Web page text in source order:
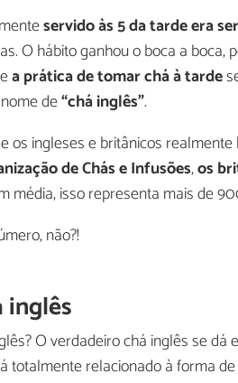
servido às 5 da tarde era
O hábito ganhou o boca a boca,
a prática de tomar chá à tarde
de“chá inglês”.
os ingleses e britânicos
de Chás e Infusões,os
média, isso representa mais de
não?!
inglês
O verdadeiro chá inglês se dá
totalmente relacionado à forma